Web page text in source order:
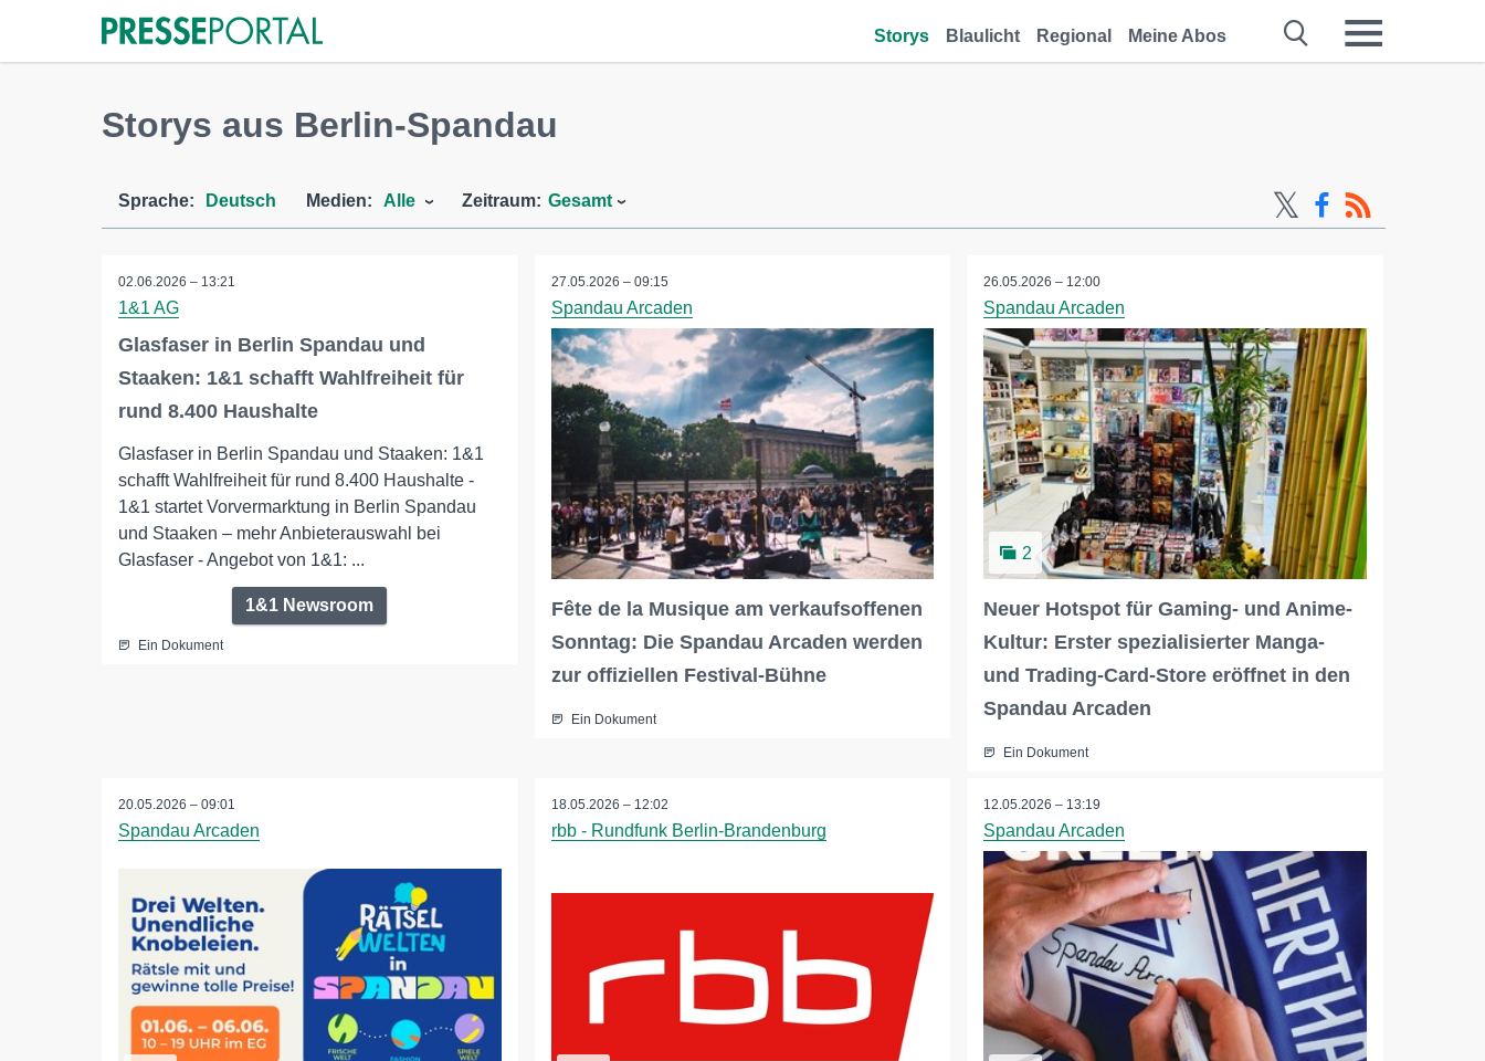
Storys Blaulicht Regional Meine Abos
Storys aus Berlin-Spandau
Sprache: Deutsch Medien: Alle Zeitraum: Gesamt
02.06.2026 – 13:21
1&1 AG
Glasfaser in Berlin Spandau und
Staaken: 1&1 schafft Wahlfreiheit für
rund 8.400 Haushalte
Glasfaser in Berlin Spandau und Staaken: 1&1
schafft Wahlfreiheit für rund 8.400 Haushalte -
1&1 startet Vorvermarktung in Berlin Spandau
und Staaken – mehr Anbieterauswahl bei
Glasfaser - Angebot von 1&1: ...
1&1 Newsroom
Ein Dokument
27.05.2026 – 09:15
Spandau Arcaden
Fête de la Musique am verkaufsoffenen
Sonntag: Die Spandau Arcaden werden
zur offiziellen Festival-Bühne
Ein Dokument
26.05.2026 – 12:00
Spandau Arcaden
2
Neuer Hotspot für Gaming- und Anime-
Kultur: Erster spezialisierter Manga-
und Trading-Card-Store eröffnet in den
Spandau Arcaden
Ein Dokument
20.05.2026 – 09:01
Spandau Arcaden
18.05.2026 – 12:02
rbb - Rundfunk Berlin-Brandenburg
12.05.2026 – 13:19
Spandau Arcaden